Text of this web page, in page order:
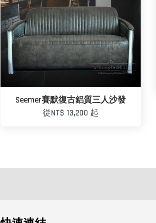
Seemer賽默復古鋁質三人沙發
從NT$ 13,200 起